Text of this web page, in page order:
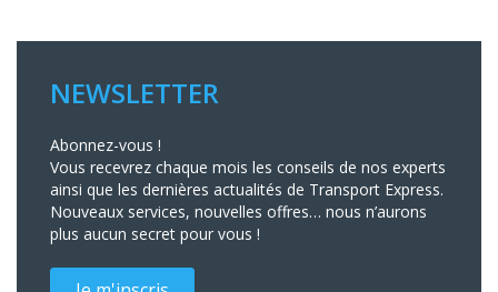
NEWSLETTER
Abonnez-vous !
Vous recevrez chaque mois les conseils de nos experts
ainsi que les dernières actualités de Transport Express.
Nouveaux services, nouvelles offres… nous n’aurons
plus aucun secret pour vous !